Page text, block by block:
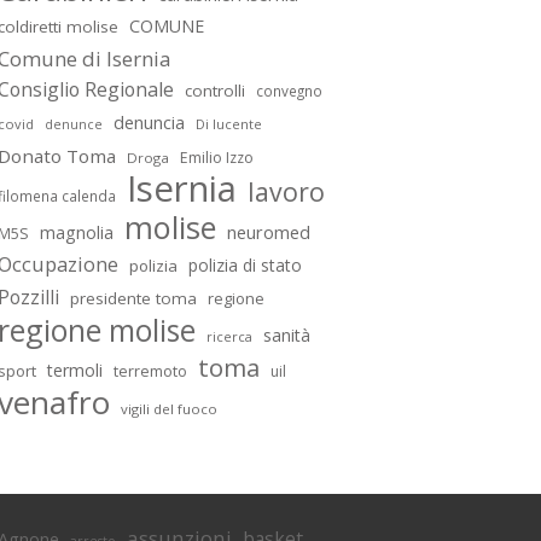
coldiretti molise COMUNE
di Isernia
Regionale controlli convegno
covid denunce denuncia Di lucente
Donato Toma Droga Emilio Izzo
calenda Isernia lavoro
M5S magnolia molise neuromed
polizia polizia di stato
Pozzilli presidente toma regione
regione molise ricerca sanità
sport termoli terremoto toma uil
vigili del fuoco